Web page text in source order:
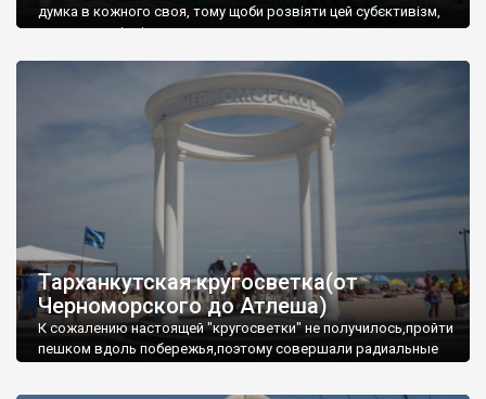
думка в кожного своя, тому щоби розвіяти цей субєктивізм,
запрошую відвідати це
Тарханкутская кругосветка(от
Черноморского до Атлеша)
К сожалению настоящей "кругосветки" не получилось,пройти
пешком вдоль побережья,поэтому совершали радиальные